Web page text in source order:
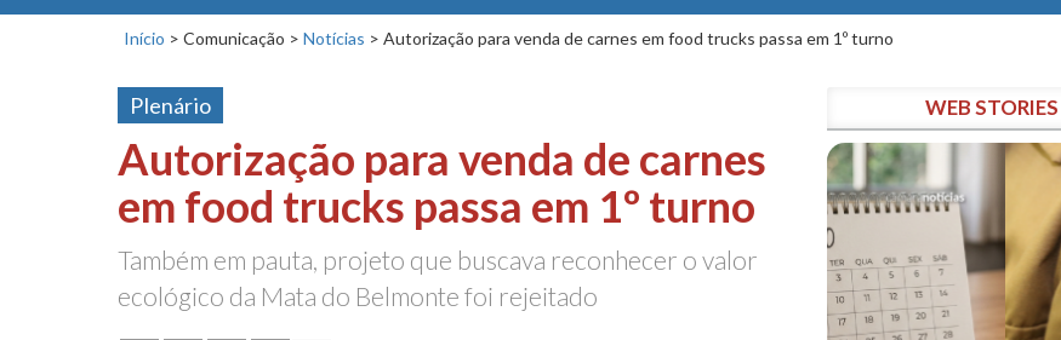
Início > Comunicação > Notícias > Autorização para venda de carnes em food trucks passa em 1º turno
Plenário
Autorização para venda de carnes
em food trucks passa em 1º turno
Também em pauta, projeto que buscava reconhecer o valor
ecológico da Mata do Belmonte foi rejeitado
WEB STORIES